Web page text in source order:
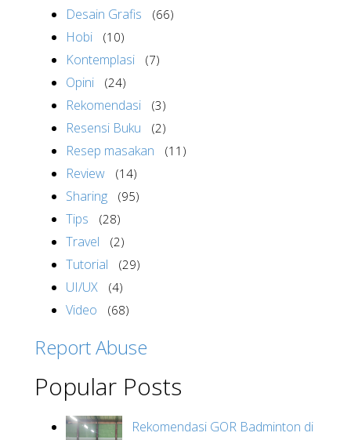
Desain Grafis (66)
Hobi (10)
Kontemplasi (7)
Opini (24)
Rekomendasi (3)
Resensi Buku (2)
Resep masakan (11)
Review (14)
Sharing (95)
Tips (28)
Travel (2)
Tutorial (29)
UI/UX (4)
Video (68)
Report Abuse
Popular Posts
Rekomendasi GOR Badminton di